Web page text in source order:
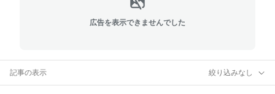
広告を表示できませんでした
記事の表示 絞り込みなし